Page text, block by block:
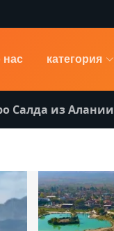
нас категория
Салда из Алании